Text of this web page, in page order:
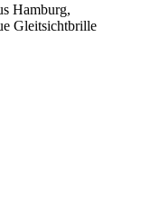
Hamburg,
Gleitsichtbrille